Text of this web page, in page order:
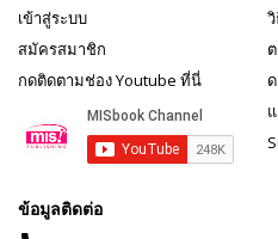
เข้าสู่ระบบ
สมัครสมาชิก
กดติดตามช่อง Youtube ที่นี่
ข้อมูลติดต่อ